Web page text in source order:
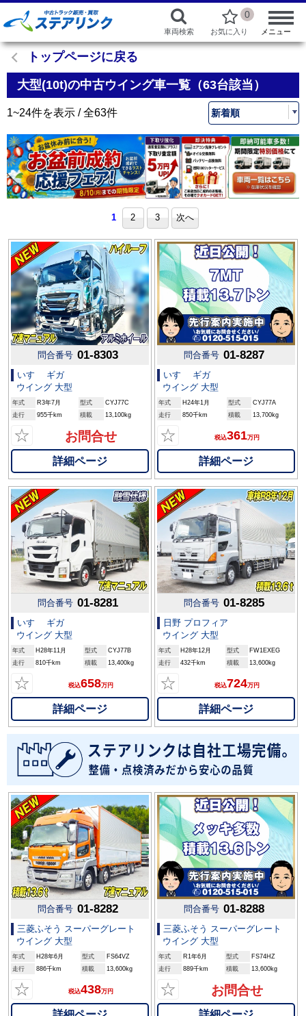
車両検索
0
お気に入り メニュー
トップページに戻る
大型(10t)の中古ウイング車一覧（63台該当）
1~24件を表示 / 全63件
1 2 3 次へ
問合番号 01-8303
いすゞ ギガ
ウイング 大型
年式 R3年7月 型式
CYJ77C
走行
955千km 積載 13,100kg
☆ お問合せ
詳細ページ
問合番号 01-8287
いすゞ ギガ
ウイング 大型
年式 H24年1月 型式
CYJ77A
走行
850千km 積載 13,700kg
☆ 税込361万円
詳細ページ
問合番号 01-8281
いすゞ ギガ
ウイング 大型
年式 H28年11月 型式
CYJ77B
走行
810千km 積載 13,400kg
☆ 税込658万円
詳細ページ
問合番号 01-8285
日野 プロフィア
ウイング 大型
年式 H28年12月 型式
FW1EXEG
走行
432千km 積載 13,600kg
☆ 税込724万円
詳細ページ
問合番号 01-8282
三菱ふそう スーパーグレート
ウイング 大型
年式 H28年6月 型式
FS64VZ
走行
886千km 積載 13,600kg
☆ 税込438万円
問合番号 01-8288
三菱ふそう スーパーグレート
ウイング 大型
年式 R1年6月 型式
FS74HZ
走行
889千km 積載 13,600kg
☆ お問合せ